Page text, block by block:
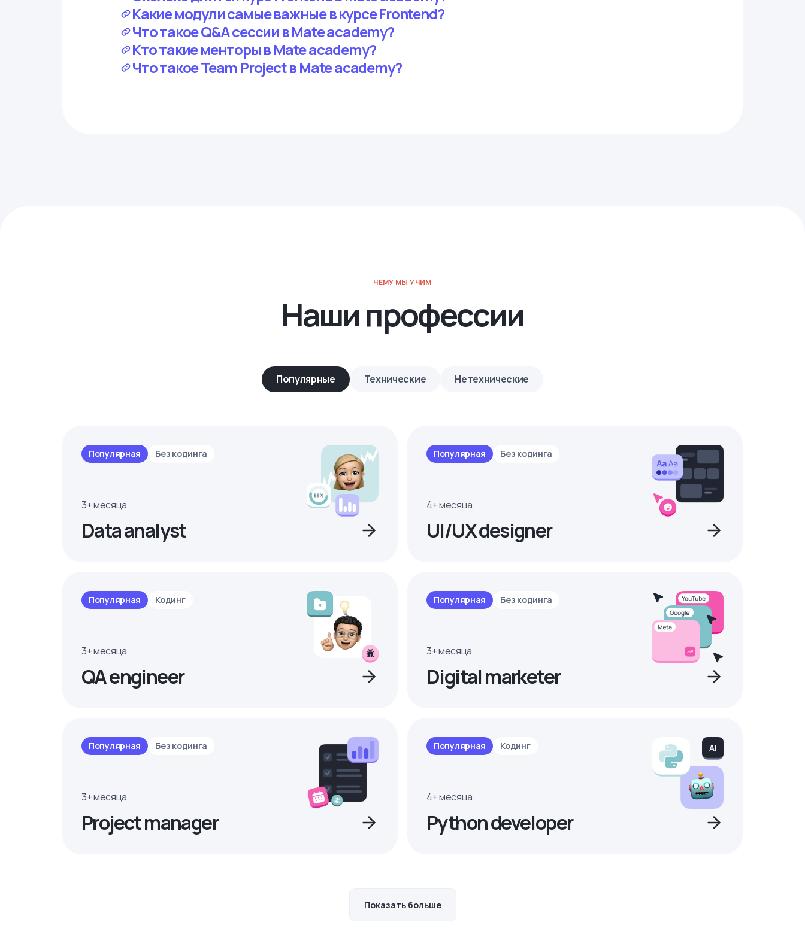
Какие модули самые важные в курсе Frontend?
Что такое Q&A сессии в Mate academy?
Кто такие менторы в Mate academy?
Что такое Team Project в Mate academy?
ЧЕМУ МЫ УЧИМ
Наши профессии
Популярные Технические Нетехнические
Популярная Без кодинга
3+ месяца
Data analyst
Популярная Без кодинга
4+ месяца
UI/UX designer
Популярная Кодинг
3+ месяца
QA engineer
Популярная Без кодинга
3+ месяца
Digital marketer
Популярная Без кодинга
3+ месяца
Project manager
Популярная Кодинг
4+ месяца
Python developer
Показать больше